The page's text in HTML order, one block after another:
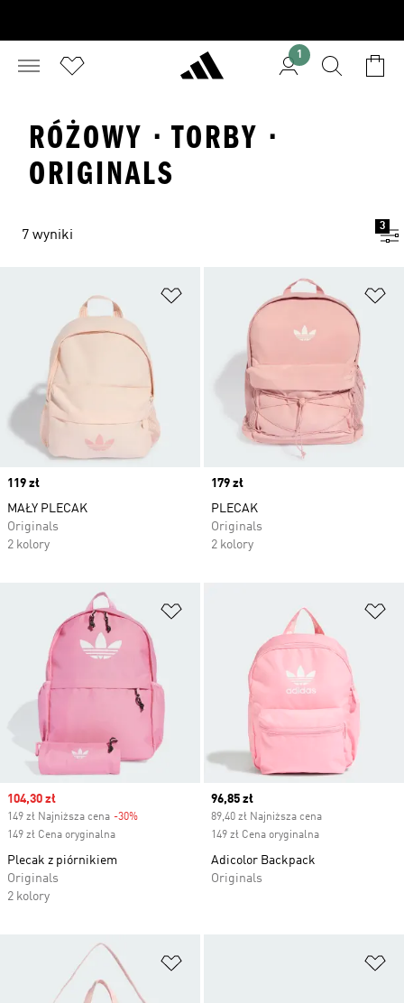
1
RÓŻOWY · TORBY ·
ORIGINALS
7 wyniki
3
Dodaj do listy życzeń
Price
119 zł
MAŁY PLECAK
Originals
2 kolory
Price
179 zł
PLECAK
Originals
2 kolory
Dodaj do listy życzeń
Sale price
104,30 zł
149 zł Najniższa cena -30%
149 zł Cena oryginalna
Plecak z piórnikiem
Originals
2 kolory
Current price
96,85 zł
89,40 zł Najniższa cena
149 zł Cena oryginalna
Adicolor Backpack
Originals